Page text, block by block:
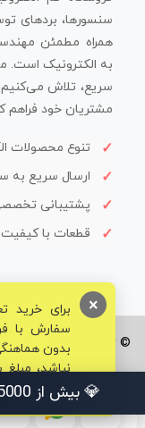
سنسورها، بردهای
همراه مطمئن
به الکترونیک است.
سریع، تلاش می‌کنیم
مشتریان خود فراهم
تنوع محصولات
ارسال سریع به
پشتیبانی
قطعات با
© تمامی حقوق برای
برای خرید
سفارش با
بدون
نباشد،
مالیاتی به
×
💎 بیش از 5000 قلم